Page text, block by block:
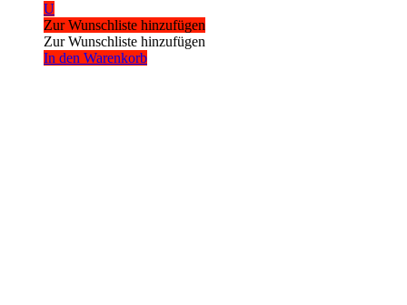
U
Zur Wunschliste hinzufügen
Zur Wunschliste hinzufügen
In den Warenkorb